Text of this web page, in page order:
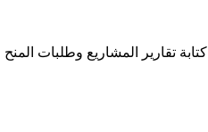
كتابة تقارير المشاريع وطلبات المنح